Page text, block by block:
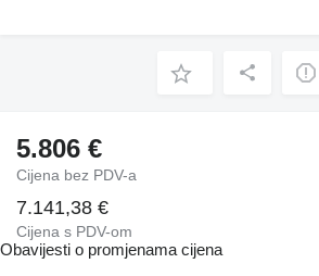
5.806 €
Cijena bez PDV-a
7.141,38 €
Cijena s PDV-om
Obavijesti o promjenama cijena